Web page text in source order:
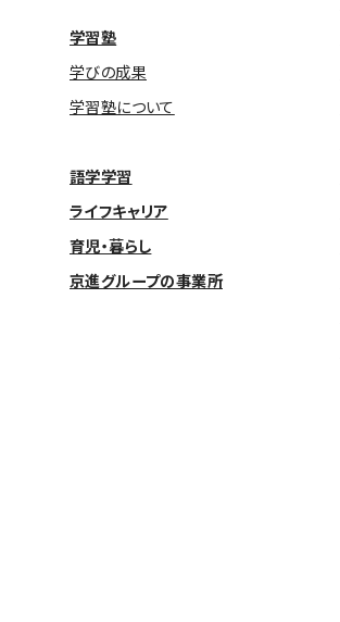
学習塾
学びの成果
学習塾について
語学学習
ライフキャリア
育児・暮らし
京進グループの事業所